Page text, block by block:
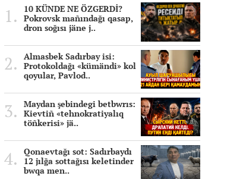
10 KÜNDE NE ÖZGERDİ?
Pokrovsk mañındağı qasap,
dron soğısı jäne j..
Almasbek Sadırbay isi:
Protokoldağı «kümändi» kol
qoyular, Pavlod..
Maydan şebindegi betbwrıs:
Kievtiñ «tehnokratiyalıq
töñkerisi» jä..
Qonaevtağı sot: Sadırbaydı
12 jılğa sottağısı keletinder
bwqa men..